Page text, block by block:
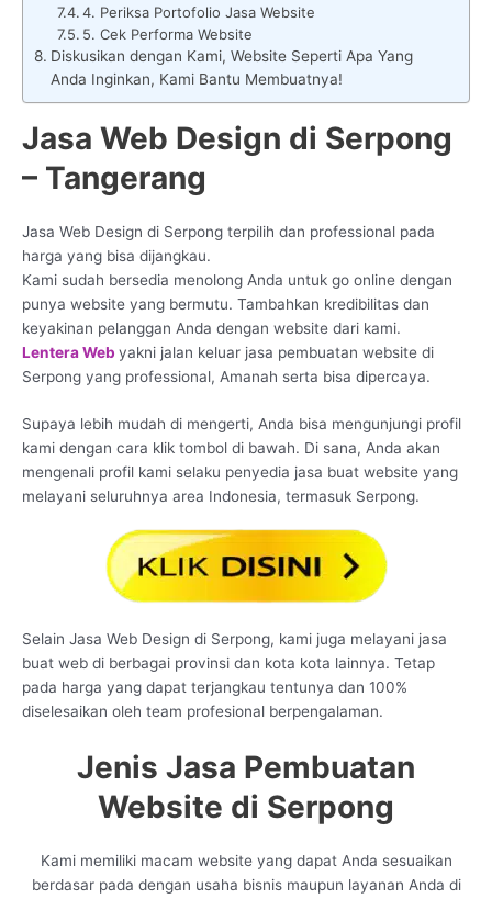
4. Periksa Portofolio Jasa Website
5. Cek Performa Website
Diskusikan dengan Kami, Website Seperti Apa Yang
Anda Inginkan, Kami Bantu Membuatnya!
Jasa Web Design di Serpong
– Tangerang
Jasa Web Design di Serpong terpilih dan professional pada
harga yang bisa dijangkau.
Kami sudah bersedia menolong Anda untuk go online dengan
punya website yang bermutu. Tambahkan kredibilitas dan
keyakinan pelanggan Anda dengan website dari kami.
Lentera Web yakni jalan keluar jasa pembuatan website di
Serpong yang professional, Amanah serta bisa dipercaya.
Supaya lebih mudah di mengerti, Anda bisa mengunjungi profil
kami dengan cara klik tombol di bawah. Di sana, Anda akan
mengenali profil kami selaku penyedia jasa buat website yang
melayani seluruhnya area Indonesia, termasuk Serpong.
Selain Jasa Web Design di Serpong, kami juga melayani jasa
buat web di berbagai provinsi dan kota kota lainnya. Tetap
pada harga yang dapat terjangkau tentunya dan 100%
diselesaikan oleh team profesional berpengalaman.
Jenis Jasa Pembuatan
Website di Serpong
Kami memiliki macam website yang dapat Anda sesuaikan
berdasar pada dengan usaha bisnis maupun layanan Anda di